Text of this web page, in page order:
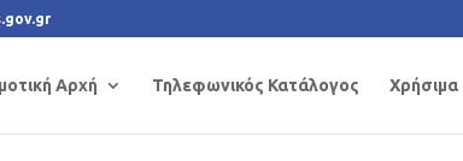
Αρχή Τηλεφωνικός Κατάλογος Χρήσιμα